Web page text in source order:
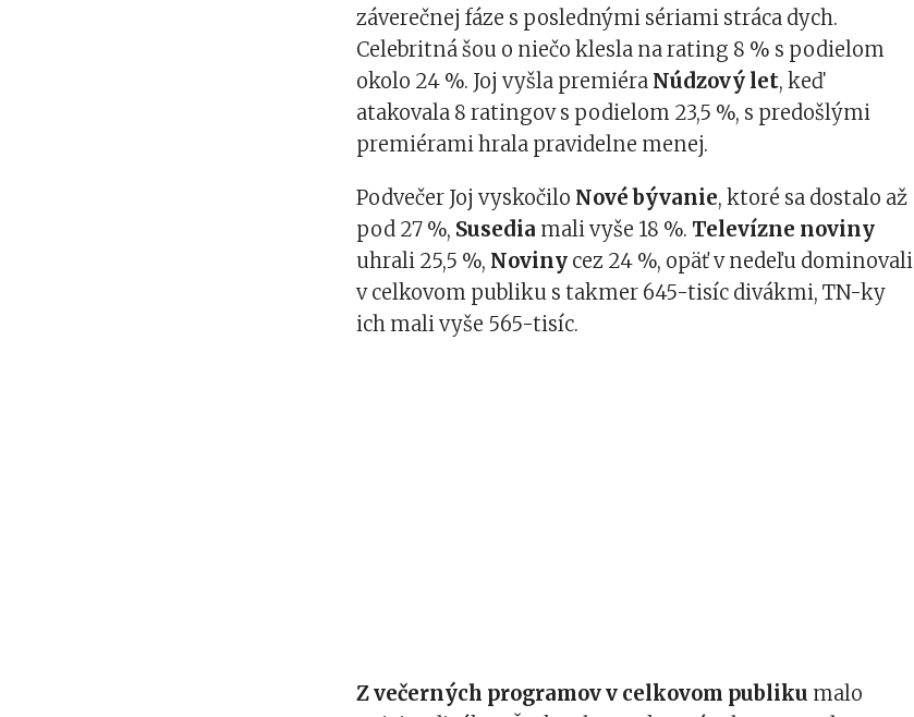
záverečnej fáze s poslednými sériami stráca dych.
Celebritná šou o niečo klesla na rating 8 % s podielom
okolo 24 %. Joj vyšla premiéra Núdzový let, keď
atakovala 8 ratingov s podielom 23,5 %, s predošlými
premiérami hrala pravidelne menej.
Podvečer Joj vyskočilo Nové bývanie, ktoré sa dostalo až
pod 27 %, Susedia mali vyše 18 %. Televízne noviny
uhrali 25,5 %, Noviny cez 24 %, opäť v nedeľu dominovali
v celkovom publiku s takmer 645-tisíc divákmi, TN-ky
ich mali vyše 565-tisíc.
Z večerných programov v celkovom publiku malo